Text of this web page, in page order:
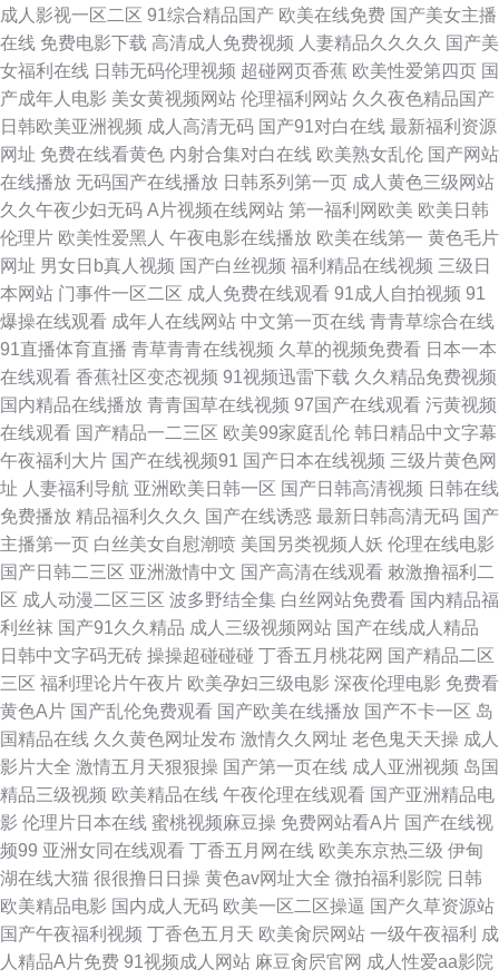
人A片 国产探花精品日韩欧美 91看片婬黄大片 极品天堂 av免费观看视频 色
偷偷噜久久 欧美日韩国产在线 超碰人人网 密臀AV579 香蕉福利影院 日日夜
夜一本道 www色逼 免费熟女一区 蜜桃視頻在線觀看 91网在线入口 久久香
焦 午夜久草网 人人插人人操 wwwAV探花 久久精品—区二区三区 久久国产
精品高潮 91极品福利91久久 九一成人看片 色网五月婷婷 人人射少妇视频 成
人国产视频 白丝萝莉自慰很喷水 av对黄导航 91黄色直播视频网站 欧美成人
在级影院 超碰79人人都碰人人看 91色se 五月婷婷黄色电影 韩国三极片 日
本一道www 欧美日韩国产在线 福利导航一区二区 日本色妇色播 欧美日韩在
线重口味 成人的视频视屏 日本强奸 电影在线 99AV精品 久久草AV 视频入口
人人干人人撸 变态网站在线观看 免费在线成人蜜桃视频 在线视频青春草 最
新av资源 国产精品自拍在线条 青青在线视频免费 超碰伊人大香蕉 91欧美软
件 久久嫩草国产成人专区 亚洲无码不卡二区 一三四福利影院 国产黄色自慰
免费看 日韩a√中文www 国产在线一区麻豆 99福利精品 久久嫩草精品www
五月丁香国产精品 人人澡人人超碰人妻在线 传媒91 欧美日二区性爱在线 久
操热久操 零色激情网 草莓视频app软件 蜜桃91麻豆 国产高清18
成人影视一区二区 91综合精品国产 欧美在线免费 国产美女主播
在线 免费电影下载 高清成人免费视频 人妻精品久久久久 国产美
女福利在线 日韩无码伦理视频 超碰网页香蕉 欧美性爱第四页 国
产成年人电影 美女黄视频网站 伦理福利网站 久久夜色精品国产
日韩欧美亚洲视频 成人高清无码 国产91对白在线 最新福利资源
网址 免费在线看黄色 内射合集对白在线 欧美熟女乱伦 国产网站
在线播放 无码国产在线播放 日韩系列第一页 成人黄色三级网站
久久午夜少妇无码 A片视频在线网站 第一福利网欧美 欧美日韩
伦理片 欧美性爱黑人 午夜电影在线播放 欧美在线第一 黄色毛片
网址 男女日b真人视频 国产白丝视频 福利精品在线视频 三级日
本网站 门事件一区二区 成人免费在线观看 91成人自拍视频 91
爆操在线观看 成年人在线网站 中文第一页在线 青青草综合在线
91直播体育直播 青草青青在线视频 久草的视频免费看 日本一本
在线观看 香蕉社区变态视频 91视频迅雷下载 久久精品免费视频
国内精品在线播放 青青国草在线视频 97国产在线观看 污黄视频
在线观看 国产精品一二三区 欧美99家庭乱伦 韩日精品中文字幕
午夜福利大片 国产在线视频91 国产日本在线视频 三级片黄色网
址 人妻福利导航 亚洲欧美日韩一区 国产日韩高清视频 日韩在线
免费播放 精品福利久久久 国产在线诱惑 最新日韩高清无码 国产
主播第一页 白丝美女自慰潮喷 美国另类视频人妖 伦理在线电影
国产日韩二三区 亚洲激情中文 国产高清在线观看 敕激撸福利二
区 成人动漫二区三区 波多野结全集 白丝网站免费看 国内精品福
利丝袜 国产91久久精品 成人三级视频网站 国产在线成人精品
日韩中文字码无砖 操操超碰碰碰 丁香五月桃花网 国产精品二区
三区 福利理论片午夜片 欧美孕妇三级电影 深夜伦理电影 免费看
黄色A片 国产乱伦免费观看 国产欧美在线播放 国产不卡一区 岛
国精品在线 久久黄色网址发布 激情久久网址 老色鬼天天操 成人
影片大全 激情五月天狠狠操 国产第一页在线 成人亚洲视频 岛国
精品三级视频 欧美精品在线 午夜伦理在线观看 国产亚洲精品电
影 伦理片日本在线 蜜桃视频麻豆操 免费网站看A片 国产在线视
频99 亚洲女同在线观看 丁香五月网在线 欧美东京热三级 伊甸
湖在线大猫 很很撸日日操 黄色av网址大全 微拍福利影院 日韩
欧美精品电影 国内成人无码 欧美一区二区操逼 国产久草资源站
国产午夜福利视频 丁香色五月天 欧美肏屄网站 一级午夜福利 成
人精品A片免费 91视频成人网站 麻豆肏屄官网 成人性爱aa影院